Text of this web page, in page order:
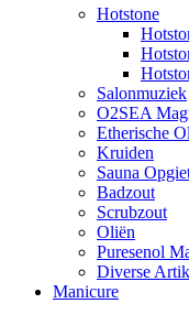
Hotstone
Salonmuziek
O2SEA
Etherische
Kruiden
Sauna
Badzout
Scrubzout
Oliën
Puresenol
Diverse
Manicure